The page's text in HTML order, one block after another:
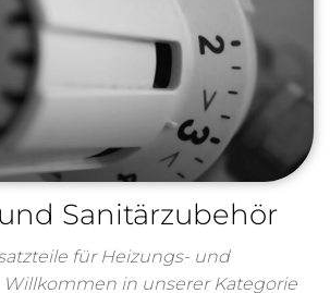
Sanitärzubehör
für Heizungs- und
in unserer Kategorie